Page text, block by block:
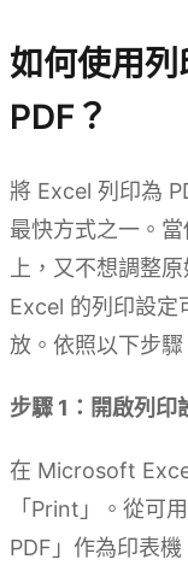
如何使用
PDF？
將 Excel 列印為
最快方式之一。
上，又不想調整
Excel 的列印設定
放。依照以下步
步驟 1：開啟列印
在 Microsoft
「Print」。從可
PDF」作為印表